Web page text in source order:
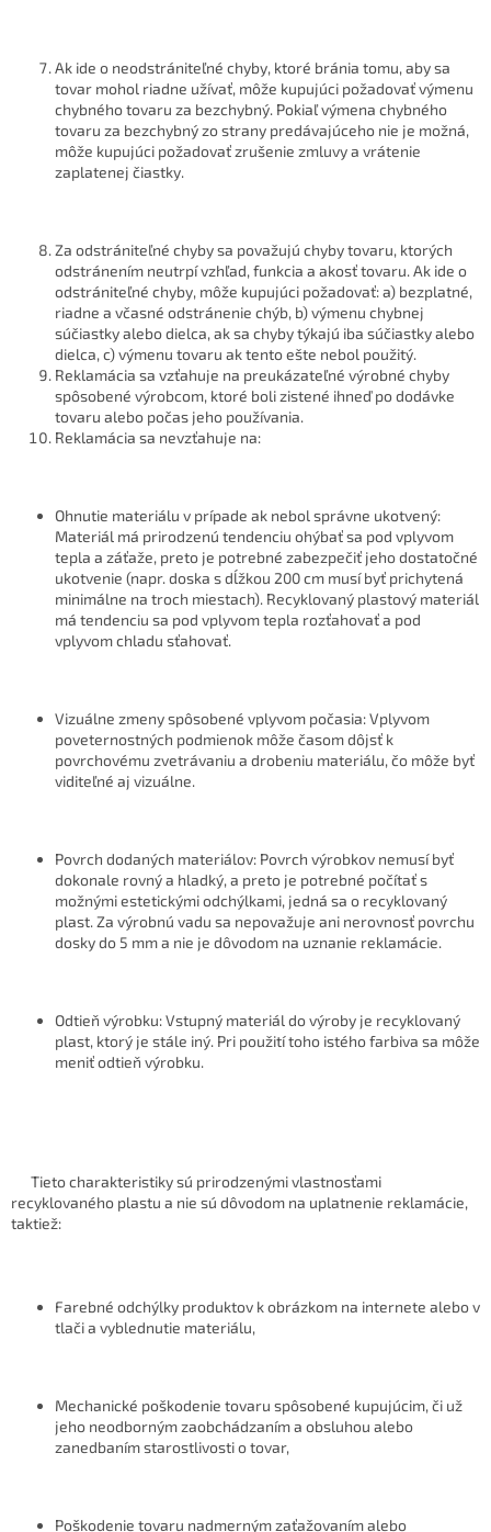
Ak ide o neodstrániteľné chyby, ktoré bránia tomu, aby sa
tovar mohol riadne užívať, môže kupujúci požadovať výmenu
chybného tovaru za bezchybný. Pokiaľ výmena chybného
tovaru za bezchybný zo strany predávajúceho nie je možná,
môže kupujúci požadovať zrušenie zmluvy a vrátenie
zaplatenej čiastky.
Za odstrániteľné chyby sa považujú chyby tovaru, ktorých
odstránením neutrpí vzhľad, funkcia a akosť tovaru. Ak ide o
odstrániteľné chyby, môže kupujúci požadovať: a) bezplatné,
riadne a včasné odstránenie chýb, b) výmenu chybnej
súčiastky alebo dielca, ak sa chyby týkajú iba súčiastky alebo
dielca, c) výmenu tovaru ak tento ešte nebol použitý.
Reklamácia sa vzťahuje na preukázateľné výrobné chyby
spôsobené výrobcom, ktoré boli zistené ihneď po dodávke
tovaru alebo počas jeho používania.
Reklamácia sa nevzťahuje na:
Ohnutie materiálu v prípade ak nebol správne ukotvený:
Materiál má prirodzenú tendenciu ohýbať sa pod vplyvom
tepla a záťaže, preto je potrebné zabezpečiť jeho dostatočné
ukotvenie (napr. doska s dĺžkou 200 cm musí byť prichytená
minimálne na troch miestach). Recyklovaný plastový materiál
má tendenciu sa pod vplyvom tepla rozťahovať a pod
vplyvom chladu sťahovať.
Vizuálne zmeny spôsobené vplyvom počasia: Vplyvom
poveternostných podmienok môže časom dôjsť k
povrchovému zvetrávaniu a drobeniu materiálu, čo môže byť
viditeľné aj vizuálne.
Povrch dodaných materiálov: Povrch výrobkov nemusí byť
dokonale rovný a hladký, a preto je potrebné počítať s
možnými estetickými odchýlkami, jedná sa o recyklovaný
plast. Za výrobnú vadu sa nepovažuje ani nerovnosť povrchu
dosky do 5 mm a nie je dôvodom na uznanie reklamácie.
Odtieň výrobku: Vstupný materiál do výroby je recyklovaný
plast, ktorý je stále iný. Pri použití toho istého farbiva sa môže
meniť odtieň výrobku.
Tieto charakteristiky sú prirodzenými vlastnosťami
recyklovaného plastu a nie sú dôvodom na uplatnenie reklamácie,
taktiež:
Farebné odchýlky produktov k obrázkom na internete alebo v
tlači a vyblednutie materiálu,
Mechanické poškodenie tovaru spôsobené kupujúcim, či už
jeho neodborným zaobchádzaním a obsluhou alebo
zanedbaním starostlivosti o tovar,
Poškodenie tovaru nadmerným zaťažovaním alebo